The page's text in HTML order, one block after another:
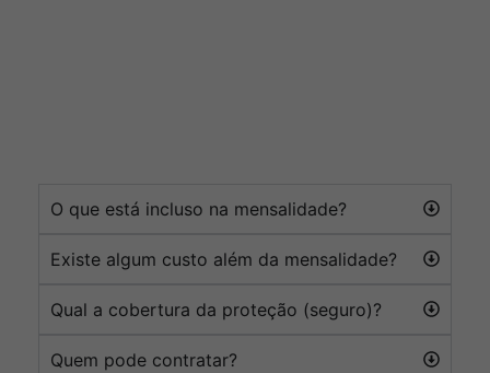
O que está incluso na mensalidade?
Existe algum custo além da mensalidade?
Qual a cobertura da proteção (seguro)?
Quem pode contratar?